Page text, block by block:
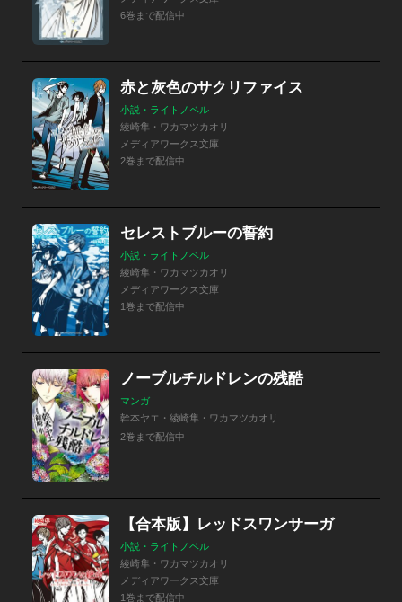
6巻まで配信中
赤と灰色のサクリファイス
小説・ライトノベル
綾崎隼・ワカマツカオリ
メディアワークス文庫
2巻まで配信中
セレストブルーの誓約
小説・ライトノベル
綾崎隼・ワカマツカオリ
メディアワークス文庫
1巻まで配信中
ノーブルチルドレンの残酷
マンガ
幹本ヤエ・綾崎隼・ワカマツカオリ
2巻まで配信中
【合本版】レッドスワンサーガ
小説・ライトノベル
綾崎隼・ワカマツカオリ
メディアワークス文庫
1巻まで配信中